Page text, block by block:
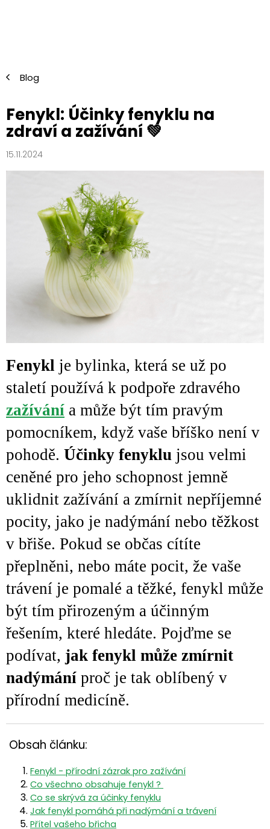
Blog
Fenykl: Účinky fenyklu na
zdraví a zažívání 💚
15.11.2024
Fenykl je bylinka, která se už po
staletí používá k podpoře zdravého
zažívání a může být tím pravým
pomocníkem, když vaše bříško není v
pohodě. Účinky fenyklu jsou velmi
ceněné pro jeho schopnost jemně
uklidnit zažívání a zmírnit nepříjemné
pocity, jako je nadýmání nebo těžkost
v břiše. Pokud se občas cítíte
přeplněni, nebo máte pocit, že vaše
trávení je pomalé a těžké, fenykl může
být tím přirozeným a účinným
řešením, které hledáte. Pojďme se
podívat, jak fenykl může zmírnit
nadýmání proč je tak oblíbený v
přírodní medicíně.
Obsah článku:
Fenykl - přírodní zázrak pro zažívání
Co všechno obsahuje fenykl ?
Co se skrývá za účinky fenyklu
Jak fenykl pomáhá při nadýmání a trávení
Přítel vašeho břicha